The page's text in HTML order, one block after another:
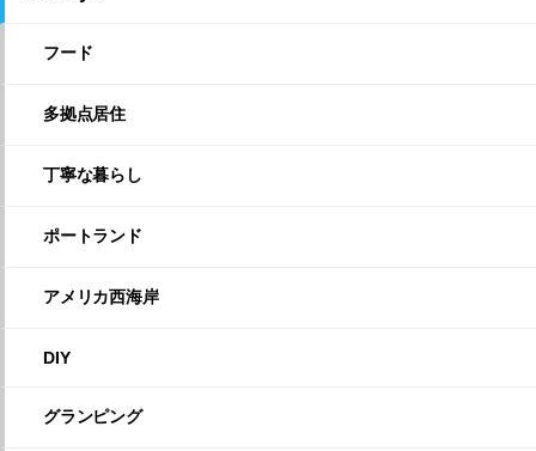
フード
多拠点居住
丁寧な暮らし
ポートランド
アメリカ西海岸
DIY
グランピング